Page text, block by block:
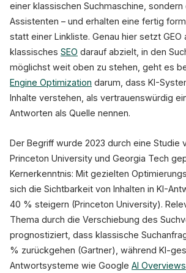
einer klassischen Suchmaschine, sondern
Assistenten – und erhalten eine fertig
statt einer Linkliste. Genau hier setzt GEO
klassisches SEO darauf abzielt, in den
möglichst weit oben zu stehen, geht es
Engine Optimization darum, dass KI-
Inhalte verstehen, als vertrauenswürdig
Antworten als Quelle nennen.
Der Begriff wurde 2023 durch eine Studie
Princeton University und Georgia Tech
Kernerkenntnis: Mit gezielten
sich die Sichtbarkeit von Inhalten in KI-
40 % steigern (Princeton University).
Thema durch die Verschiebung des
prognostiziert, dass klassische
% zurückgehen (Gartner), während KI-
Antwortsysteme wie Google AI Overviews